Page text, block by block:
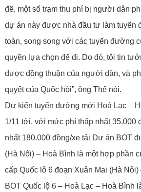
đề, một số trạm thu phí bị người dân
dự án này được nhà đầu tư làm tuyến
toàn, song song với các tuyến đường
quyền lựa chọn để đi. Do đó, tôi tin
được đồng thuận của người dân, và
quyết của Quốc hội”, ông Thể nói.
Dự kiến tuyến đường mới Hoà Lạc –
1/11 tới, với mức phí thấp nhất 35.000
nhất 180.000 đồng/xe tải Dự án BOT
(Hà Nội) – Hoà Bình là một hợp phần
cấp Quốc lộ 6 đoạn Xuân Mai (Hà
BOT Quốc lộ 6 – Hoà Lạc – Hoà Bình